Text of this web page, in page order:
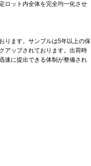
ロット内全体を完全均一化させ
ります。サンプルは5年以上の保
アップされております。出荷時
速に提出できる体制が整備され